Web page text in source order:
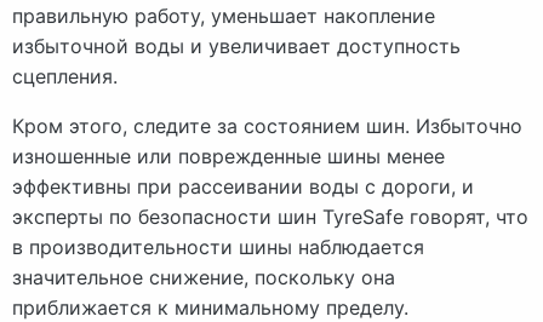
правильную работу, уменьшает накопление
избыточной воды и увеличивает доступность
сцепления.
Кром этого, следите за состоянием шин. Избыточно
изношенные или поврежденные шины менее
эффективны при рассеивании воды с дороги, и
эксперты по безопасности шин TyreSafe говорят, что
в производительности шины наблюдается
значительное снижение, поскольку она
приближается к минимальному пределу.